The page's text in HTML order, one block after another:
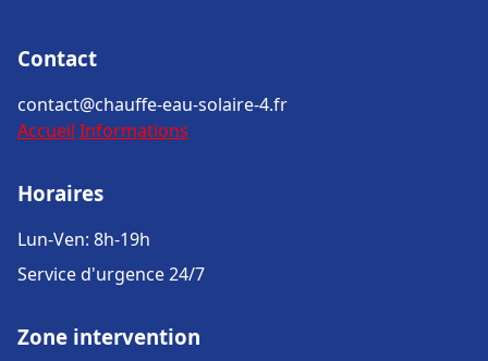
Contact
contact@chauffe-eau-solaire-4.fr
Accueil Informations
Horaires
Lun-Ven: 8h-19h
Service d'urgence 24/7
Zone intervention